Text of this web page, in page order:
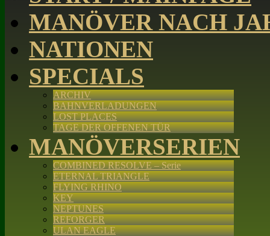
MANÖVER NACH
NATIONEN
SPECIALS
ARCHIV
BAHNVERLADUNGEN
LOST PLACES
TAGE DER OFFENEN TÜR
MANÖVERSERIEN
COMBINED RESOLVE – Serie
ETERNAL TRIANGLE
FLYING RHINO
KEY
NEPTUNES
REFORGER
ULAN EAGLE